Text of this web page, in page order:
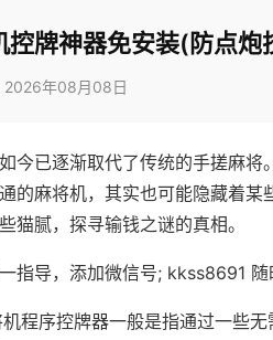
牌神器免安装(防点炮
2026年08月08日
今已逐渐取代了传统的手搓麻将
的麻将机，其实也可能隐藏着某
猫腻，探寻输钱之谜的真相。
指导，添加微信号; kkss8691 随
程序控牌器一般是指通过一些